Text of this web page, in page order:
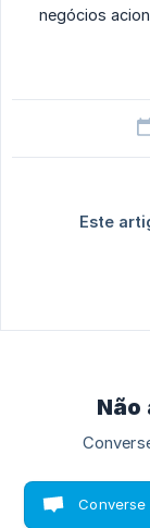
negócios
Este
Não